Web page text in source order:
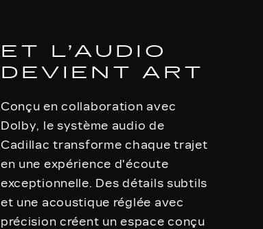
ET L’AUDIO
DEVIENT ART
Conçu en collaboration avec
Dolby, le système audio de
Cadillac transforme chaque trajet
en une expérience d'écoute
exceptionnelle. Des détails subtils
et une acoustique réglée avec
précision créent un espace conçu